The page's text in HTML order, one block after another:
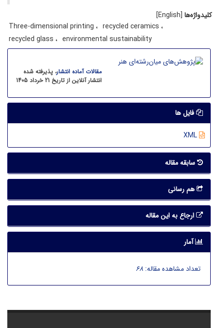
کلیدواژه‌ها [English]
Three-dimensional printing
recycled ceramics
recycled glass
environmental sustainability
مقالات آماده انتشار، پذیرفته شده
انتشار آنلاین از تاریخ 21 خرداد 1405
فایل ها
سابقه مقاله
هم رسانی
ارجاع به این مقاله
آمار
تعداد مشاهده مقاله: 68